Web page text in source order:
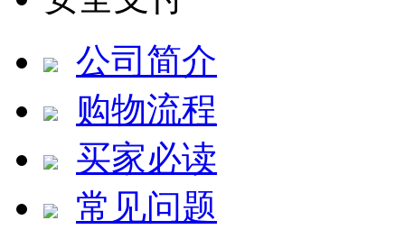
公司简介
购物流程
买家必读
常见问题